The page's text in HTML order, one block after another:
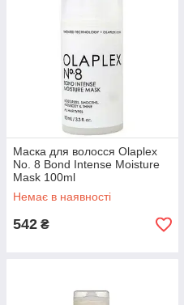
Маска для волосся Olaplex
No. 8 Bond Intense Moisture
Mask 100ml
Немає в наявності
542 ₴